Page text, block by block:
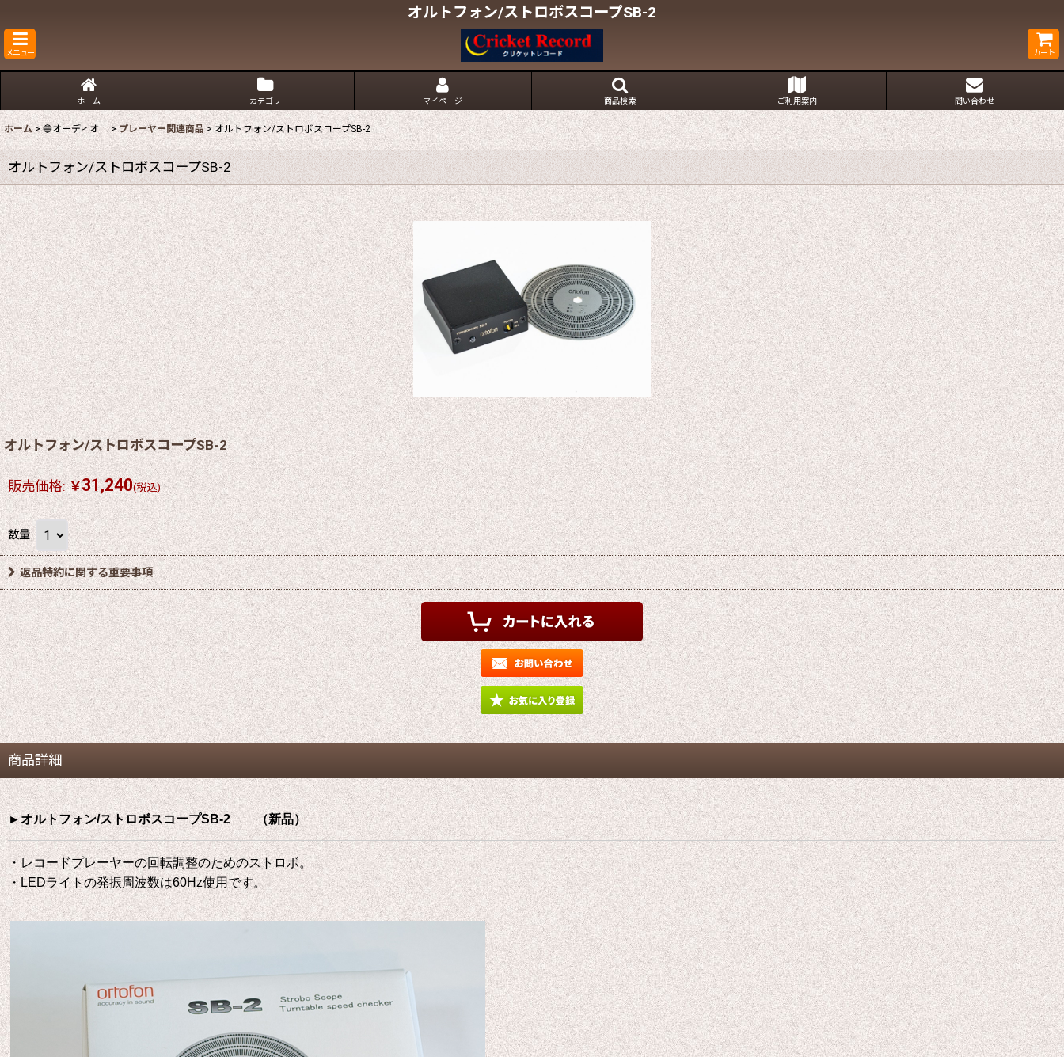
オルトフォン/ストロボスコープSB-2
メニュー カート
ホーム カテゴリ マイページ 商品検索 ご利用案内 問い合わせ
ホーム > 🔵オーディオ > プレーヤー関連商品 > オルトフォン/ストロボスコープSB-2
オルトフォン/ストロボスコープSB-2
オルトフォン/ストロボスコープSB-2
販売価格: ￥31,240(税込)
数量:
返品特約に関する重要事項
商品詳細
►オルトフォン/ストロボスコープSB-2 （新品）
・レコードプレーヤーの回転調整のためのストロボ。
・LEDライトの発振周波数は60Hz使用です。